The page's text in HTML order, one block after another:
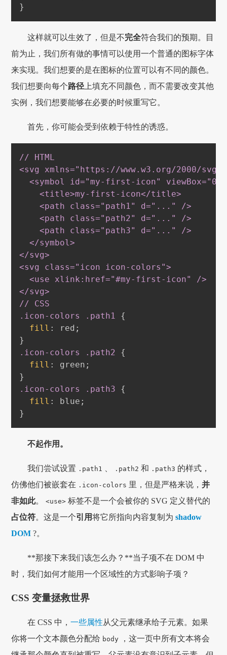
}
这样就可以生效了，但是不完全符合我们的预期。目
前为止，我们所有做的事情可以使用一个普通的图标字体
来实现。我们想要的是在图标的位置可以有不同的颜色。
我们想要向每个路径 上填充不同颜色，而不需要改变其他
实例，我们想要能够在必要的时候重写它。
首先，你可能会受到依赖于特性的诱惑。
// HTML
<svg xmlns="https://www.w3 .org /2000/
<symbol id="my-first-icon" viewBox="0
    <title
>my-first-icon</title>
    <path class="path1" d="..." /
>
    <path class="path2" d="..." /
>
    <path class="path3" d="..." /
>
  </symbol
>
</svg>
<svg class="icon icon-colors">
  <use xlink
:href="#my-first-icon" />
</svg>
.icon-colors
.path1
{
fill : red ;
}
.icon-colors
.path2
{
fill : green ;
}
.icon-colors
.path3
{
fill : blue ;
}
不起作用。
我们尝试设置 .path1 .path2 和 .path3 的样式，
仿佛他们被嵌套在 .icon-colors 里，但是严格来说，并
非如此。<use> 标签不是一个会被你的 SVG 定义替代的
占位符。这是一个引用将它所指向内容复制为shadow
DOM ?。
**那接下来我们该怎么办？**当子项不在 DOM 中
时，我们如何才能用一个区域性的方式影响子项？
CSS 变量拯救世界
在 CSS 中，一些属性从父元素继承给子元素。如果
你将一个文本颜色分配给 body ，这一页中所有文本将会